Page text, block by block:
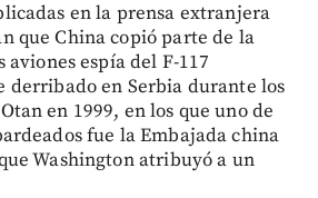
en la prensa extranjera
que China copió parte de la
aviones espía del F-117
derribado en Serbia durante los
en 1999, en los que uno de
fue la Embajada china
Washington atribuyó a un